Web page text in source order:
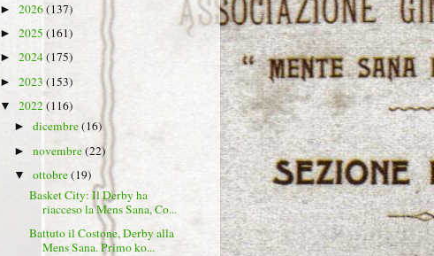
► 2026(137)
► 2025 (161)
► 2024(175)
► 2023 (153)
▼ 2022(116)
►dicembre(16)
►novembre(22)
▼ottobre(19)
Basket City: Il Derby ha
riacceso la Mens Sana, Co...
Battuto il Costone, Derby alla
Mens Sana. Primo ko...